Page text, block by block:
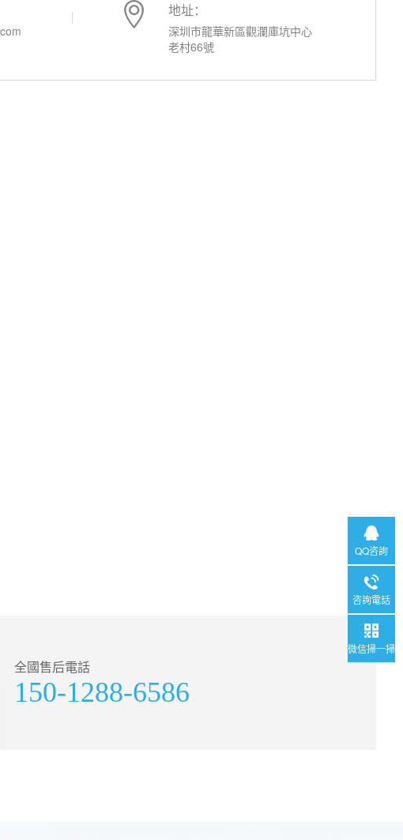
地址：
深圳市龍華新區觀瀾庫坑中心
老村66號
全國售后電話
150-1288-6586
QQ咨詢
咨詢電話
微信掃一掃